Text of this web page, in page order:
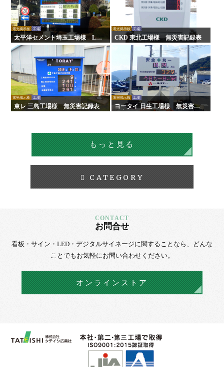
電光掲示板 工場
太平洋セメント埼玉工場様 LE
D無災害記録表
電光掲示板 工場
CKD 東北工場様 無災害記録表
電光掲示板 工場
東レ 三島工場様 無災害記録表
電光掲示板 工場
ヨータイ 日生工場様 無災害記
録表
もっと見る
CATEGORY
お問合せ
看板・サイン・LED・デジタルサイネージに関することなら、
どんな
ことでもお気軽にお問い合わせください。
オンラインストア